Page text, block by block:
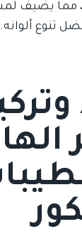
مما يضيف
تنوع ألوانه.